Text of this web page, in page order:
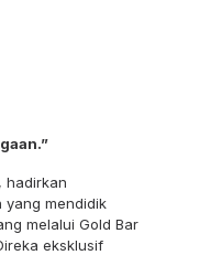
hadirkan
yang mendidik
melalui Gold Bar
eksklusif